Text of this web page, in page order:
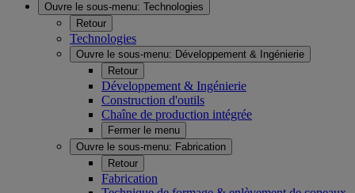
Ouvre le sous-menu: Technologies
Retour
Technologies
Ouvre le sous-menu: Développement & Ingénierie
Retour
Développement & Ingénierie
Construction d'outils
Chaîne de production intégrée
Fermer le menu
Ouvre le sous-menu: Fabrication
Retour
Fabrication